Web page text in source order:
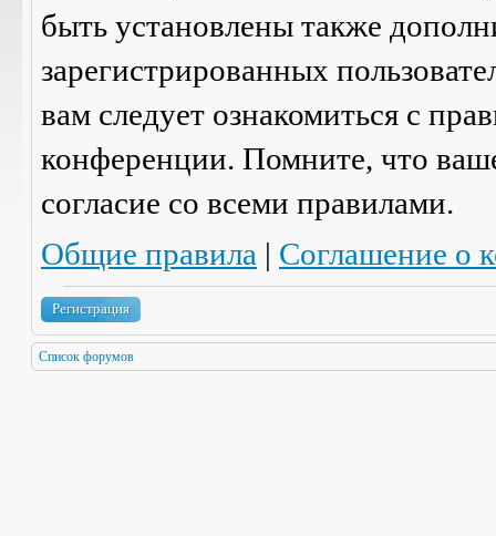
быть установлены также
зарегистрированных
вам следует ознакомиться с
конференции. Помните, что
согласие со всеми правилами.
Общие правила | Соглашение о
Регистрация
Список форумов